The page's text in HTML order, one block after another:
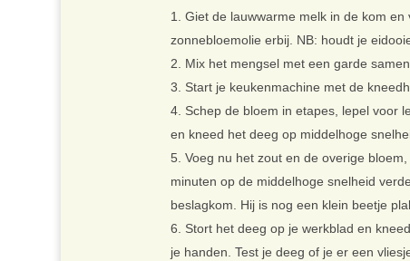
Giet de lauwwarme melk in de kom
zonnebloemolie erbij. NB: houdt je
Mix het mengsel met een garde
Start je keukenmachine met de
Schep de bloem in etapes, lepel voor
en kneed het deeg op middelhoge
Voeg nu het zout en de overige
minuten op de middelhoge snelheid
beslagkom. Hij is nog een klein beetje
Stort het deeg op je werkblad en
je handen. Test je deeg of je er een